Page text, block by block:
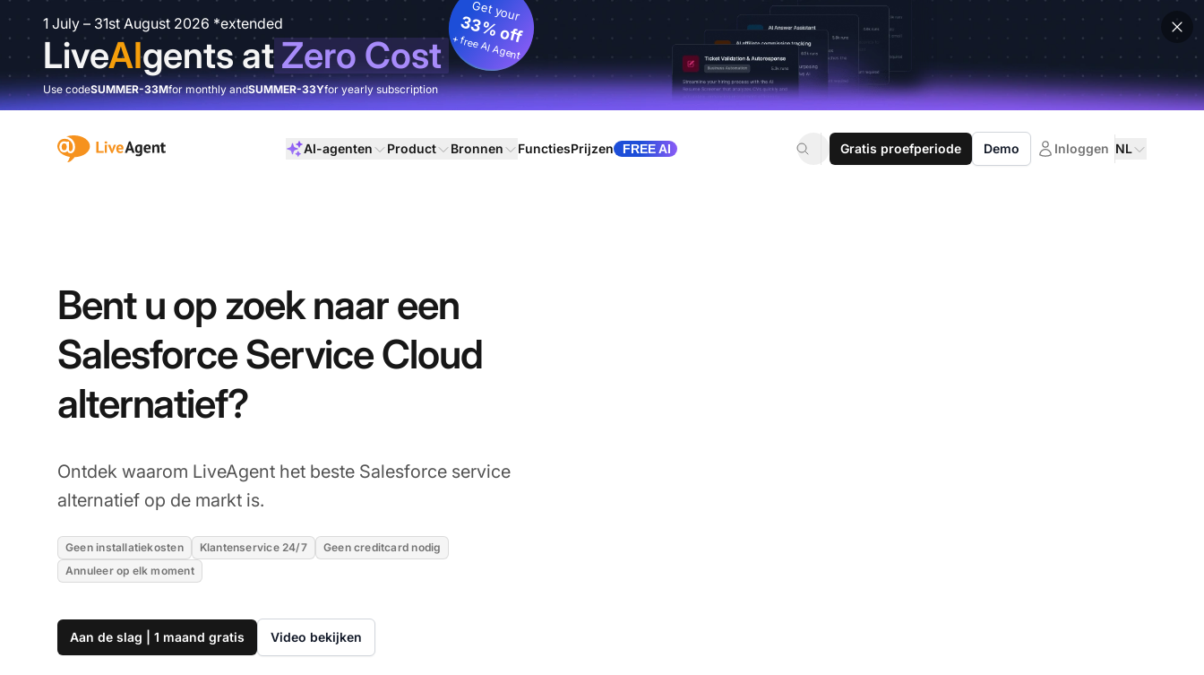
1 July – 31st August 2026 *extended
LiveAIgents atZero Cost
Get your
33% off
+ free AI Agent
Use codeSUMMER-33Mfor monthly andSUMMER-33Yfor yearly subscription
:site.title AI-agenten Product Bronnen FunctiesPrijzen FREE AI Gratis proefperiode Demo Inloggen NL
Bent u op zoek naar een
Salesforce Service Cloud
alternatief?
Ontdek waarom LiveAgent het beste Salesforce service
alternatief op de markt is.
Geen installatiekosten Klantenservice 24/7
Geen creditcard nodig
Annuleer op elk moment
Aan de slag | 1 maand gratis Video bekijken